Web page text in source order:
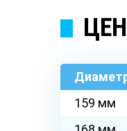
159 мм